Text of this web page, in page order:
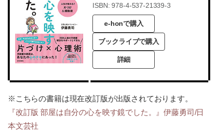
ISBN: 978-4-537-21339-3
e-honで購入
ブックライブで購入
詳細
※こちらの書籍は現在改訂版が出版されております。
『改訂版 部屋は自分の心を映す鏡でした。』伊藤勇司/日
本文芸社